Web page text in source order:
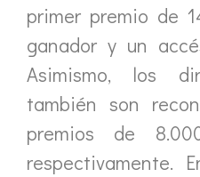
primer premio de
ganador y un
Asimismo, los
también son
premios de
respectivamente.